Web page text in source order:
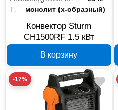
Тип нагревательного элемента
монолит (х-образный)
Конвектор Sturm
CH1500RF 1.5 кВт
В корзину
-17%